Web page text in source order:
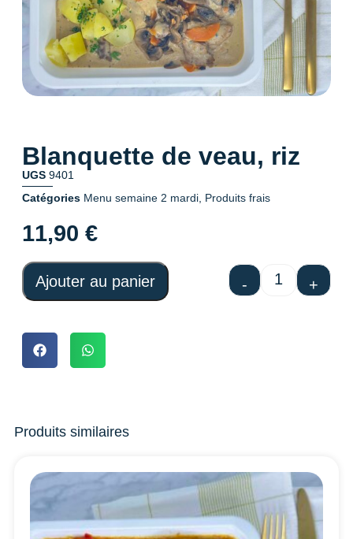
Blanquette de veau, riz
UGS 9401
Catégories Menu semaine 2 mardi Produits frais
11,90 €
- +
Ajouter au panier
Produits similaires